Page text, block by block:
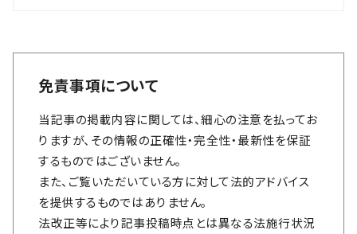
免責事項について
当記事の掲載内容に関しては、細心の注意を払ってお
りますが、その情報の正確性・完全性・最新性を保証
するものではございません。
また、ご覧いただいている方に対して法的アドバイス
を提供するものではありません。
法改正等により記事投稿時点とは異なる法施行状況